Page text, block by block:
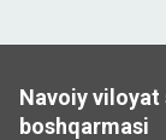
Navoiy
boshqarmasi